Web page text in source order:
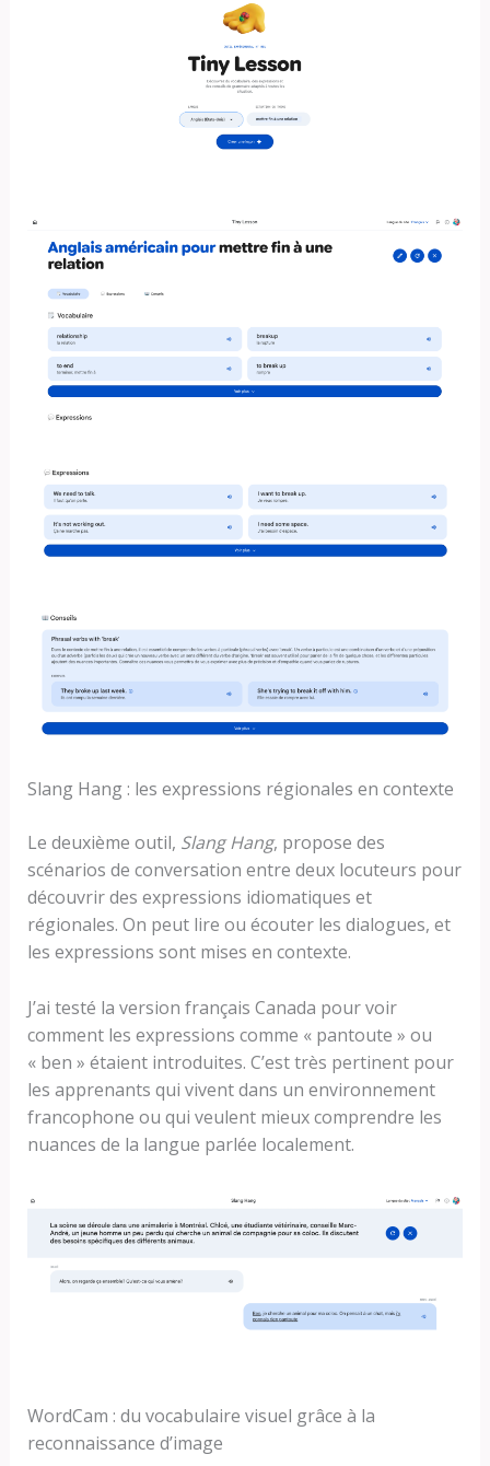
Slang Hang : les expressions régionales en contexte
Le deuxième outil, Slang Hang, propose des
scénarios de conversation entre deux locuteurs pour
découvrir des expressions idiomatiques et
régionales. On peut lire ou écouter les dialogues, et
les expressions sont mises en contexte.
J’ai testé la version français Canada pour voir
comment les expressions comme « pantoute » ou
« ben » étaient introduites. C’est très pertinent pour
les apprenants qui vivent dans un environnement
francophone ou qui veulent mieux comprendre les
nuances de la langue parlée localement.
WordCam : du vocabulaire visuel grâce à la
reconnaissance d’image